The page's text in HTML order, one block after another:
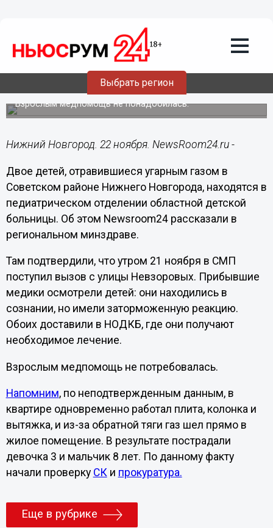
Выбрать регион
Отравившиеся угарным газом на
Невзоровых дети госпитализированы
Взрослым медпомощь не понадобилась.
Нижний Новгород. 22 ноября. NewsRoom24.ru -
Двое детей, отравившиеся угарным газом в
Советском районе Нижнего Новгорода, находятся в
педиатрическом отделении областной детской
больницы. Об этом Newsroom24 рассказали в
региональном минздраве.
Там подтвердили, что утром 21 ноября в СМП
поступил вызов с улицы Невзоровых. Прибывшие
медики осмотрели детей: они находились в
сознании, но имели заторможенную реакцию.
Обоих доставили в НОДКБ, где они получают
необходимое лечение.
Взрослым медпомощь не потребовалась.
Напомним, по неподтвержденным данным, в
квартире одновременно работал плита, колонка и
вытяжка, и из-за обратной тяги газ шел прямо в
жилое помещение. В результате пострадали
девочка 3 и мальчик 8 лет. По данному факту
начали проверку СКи прокуратура.
Еще в рубрике